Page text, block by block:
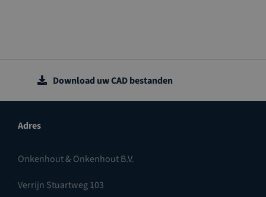
Download uw CAD bestanden
Adres
Onkenhout & Onkenhout B.V.
Verrijn Stuartweg 103